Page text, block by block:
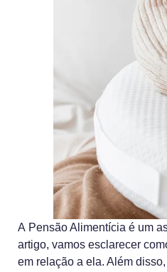
A Pensão Alimentícia é um
artigo, vamos esclarecer
em relação a ela. Além